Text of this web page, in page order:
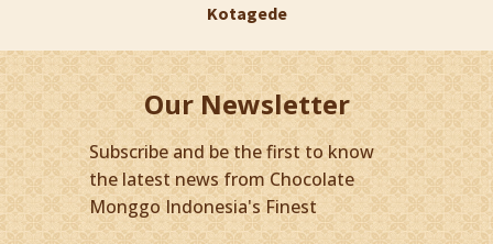
Kotagede
Our Newsletter
Subscribe and be the first to know
the latest news from Chocolate
Monggo Indonesia's Finest